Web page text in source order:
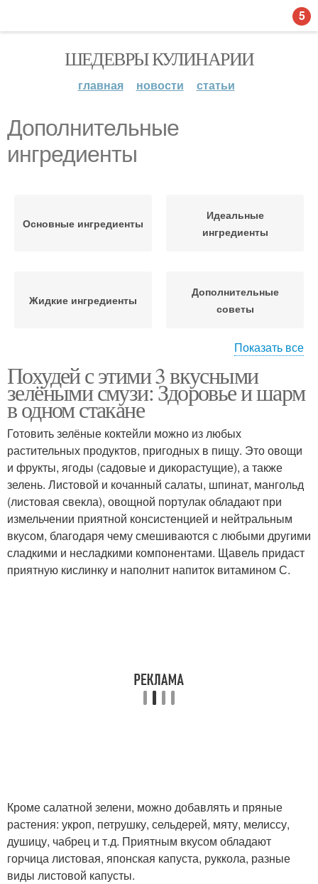
ШЕДЕВРЫ КУЛИНАРИИ
главная новости статьи
Дополнительные
ингредиенты
Основные ингредиенты
Идеальные
ингредиенты
Жидкие ингредиенты
Дополнительные
советы
определенные
ингредиенты
молочных коктейлей
Обязательные
ингредиенты
Ингредиенты для
коктейля
Ингредиенты в
рецептах
Ингредиенты для торт
Показать все
Похудей с этими 3 вкусными
зелёными смузи: Здоровье и шарм
в одном стакане
Готовить зелёные коктейли можно из любых
растительных продуктов, пригодных в пищу. Это овощи
и фрукты, ягоды (садовые и дикорастущие), а также
зелень. Листовой и кочанный салаты, шпинат, мангольд
(листовая свекла), овощной портулак обладают при
измельчении приятной консистенцией и нейтральным
вкусом, благодаря чему смешиваются с любыми другими
сладкими и несладкими компонентами. Щавель придаст
приятную кислинку и наполнит напиток витамином С.
Кроме салатной зелени, можно добавлять и пряные
растения: укроп, петрушку, сельдерей, мяту, мелиссу,
душицу, чабрец и т.д. Приятным вкусом обладают
горчица листовая, японская капуста, руккола, разные
виды листовой капусты.
5